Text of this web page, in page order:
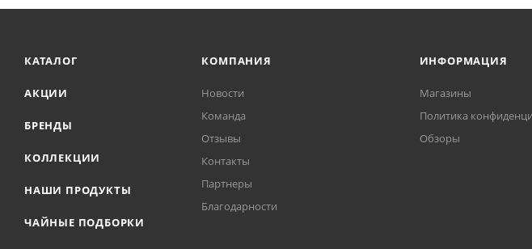
КАТАЛОГ
АКЦИИ
БРЕНДЫ
КОЛЛЕКЦИИ
НАШИ ПРОДУКТЫ
ЧАЙНЫЕ ПОДБОРКИ
КОМПАНИЯ
Новости
Команда
Отзывы
Контакты
Партнеры
Благодарности
ИНФОРМАЦИЯ
Магазины
Политика
Обзоры